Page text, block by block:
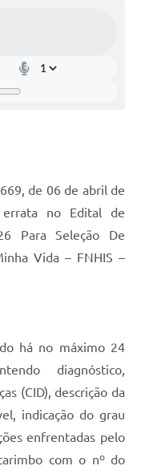
de 06 de abril de
no Edital de
Para Seleção De
Vida – FNHIS –
há no máximo 24
diagnóstico,
(CID), descrição da
indicação do grau
enfrentadas pelo
com o nº do